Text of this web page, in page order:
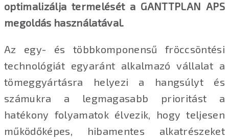
optimalizálja termelését a GANTTPLAN APS
megoldás használatával.
Az egy- és többkomponensű fröccsöntési
technológiát egyaránt alkalmazó vállalat a
tömeggyártásra helyezi a hangsúlyt és
számukra a legmagasabb prioritást a
hatékony folyamatok élvezik, hogy teljesen
működőképes, hibamentes alkatrészeket